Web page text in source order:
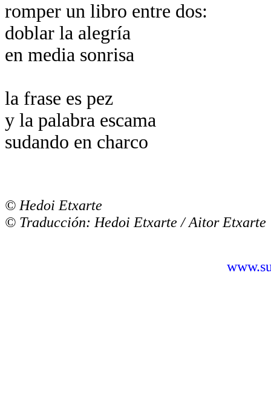
romper un libro entre dos:
doblar la alegría
en media sonrisa
la frase es pez
y la palabra escama
sudando en charco
© Hedoi Etxarte
© Traducción: Hedoi Etxarte / Aitor Etxarte